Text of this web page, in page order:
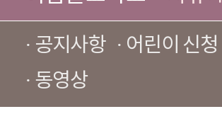
· 공지사항 · 어린이 신청
· 동영상